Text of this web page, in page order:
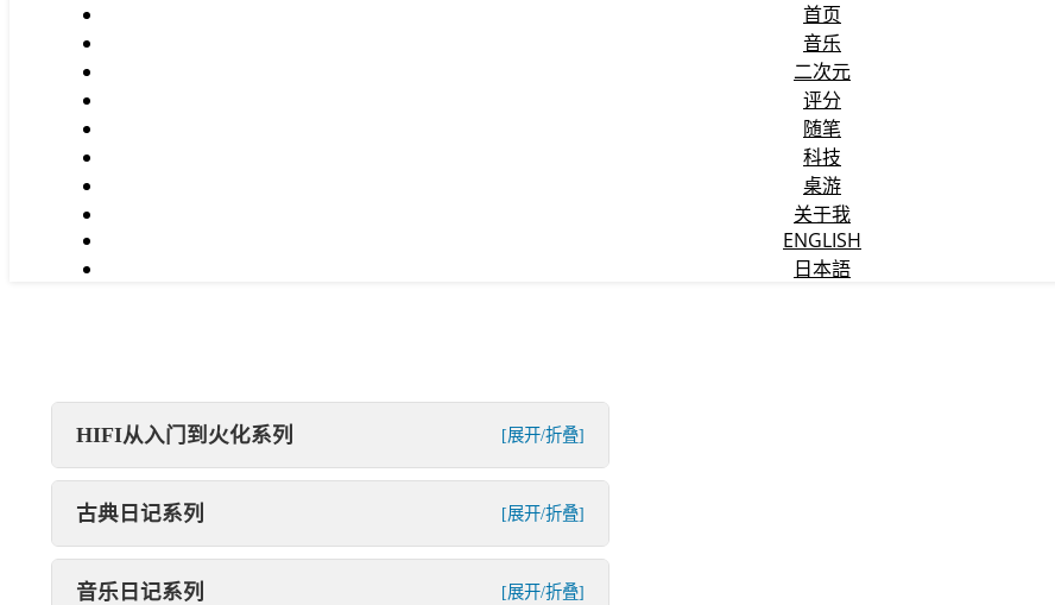
首页
音乐
二次元
评分
随笔
科技
桌游
关于我
ENGLISH
日本語
HIFI从入门到火化系列 [展开/折叠]
古典日记系列 [展开/折叠]
音乐日记系列 [展开/折叠]